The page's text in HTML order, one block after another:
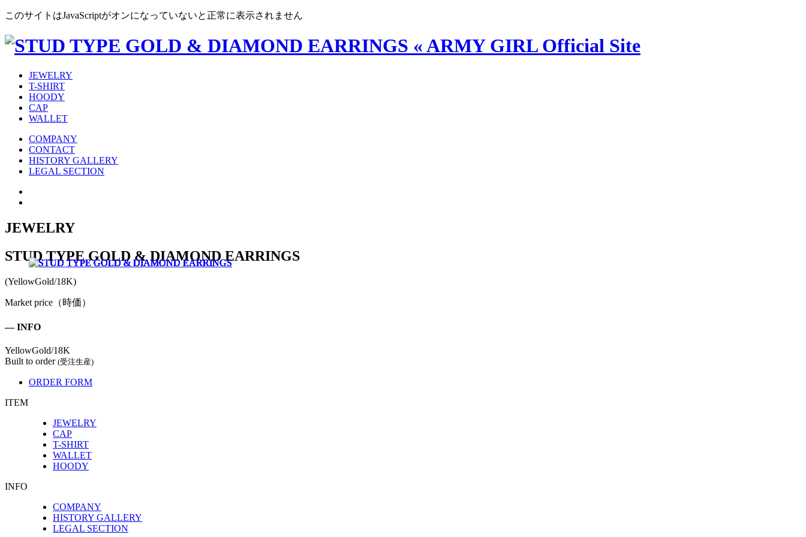
このサイトはJavaScriptがオンになっていないと正常に表示されません
JEWELRY
T-SHIRT
HOODY
CAP
WALLET
COMPANY
CONTACT
HISTORY GALLERY
LEGAL SECTION
JEWELRY
STUD TYPE GOLD & DIAMOND EARRINGS
(YellowGold/18K)
Market price（時価）
― INFO
YellowGold/18K
Built to order (受注生産)
ORDER FORM
ITEM
JEWELRY
CAP
T-SHIRT
WALLET
HOODY
INFO
COMPANY
HISTORY GALLERY
LEGAL SECTION